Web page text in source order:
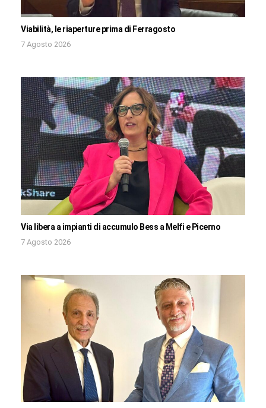
Viabilità, le riaperture prima di Ferragosto
7 Agosto 2026
Via libera a impianti di accumulo Bess a Melfi e Picerno
7 Agosto 2026